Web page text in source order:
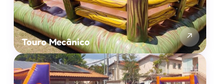
Touro Mecânico ↗